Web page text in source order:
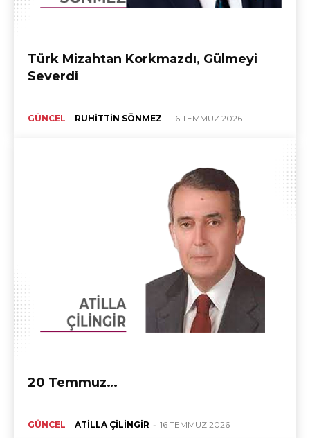
Türk Mizahtan Korkmazdı, Gülmeyi
Severdi
GÜNCEL RUHITTIN SÖNMEZ - 16 TEMMUZ 2026
20 Temmuz…
GÜNCEL ATILLA ÇILINGIR - 16 TEMMUZ 2026